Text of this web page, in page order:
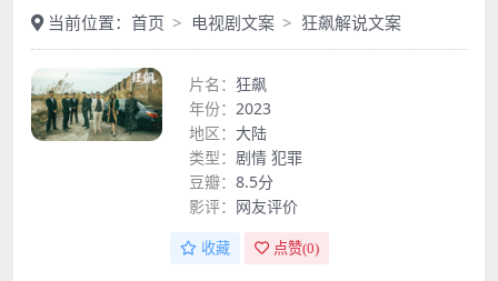
当前位置： 首页 电视剧文案 狂飙解说文案
片名： 狂飙
年份： 2023
地区： 大陆
类型： 剧情 犯罪
豆瓣： 8.5分
影评： 网友评价
收藏 点赞(0)